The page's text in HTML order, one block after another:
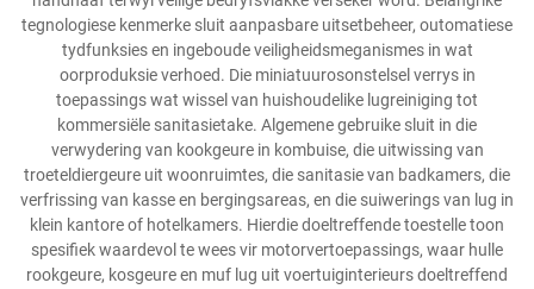
tegnologiese kenmerke sluit aanpasbare uitsetbeheer, outomatiese
tydfunksies en ingeboude veiligheidsmeganismes in wat
oorproduksie verhoed. Die miniatuurosonstelsel verrys in
toepassings wat wissel van huishoudelike lugreiniging tot
kommersiële sanitasietake. Algemene gebruike sluit in die
verwydering van kookgeure in kombuise, die uitwissing van
troeteldiergeure uit woonruimtes, die sanitasie van badkamers, die
verfrissing van kasse en bergingsareas, en die suiwerings van lug in
klein kantore of hotelkamers. Hierdie doeltreffende toestelle toon
spesifiek waardevol te wees vir motorvertoepassings, waar hulle
rookgeure, kosgeure en muf lug uit voertuiginterieurs doeltreffend